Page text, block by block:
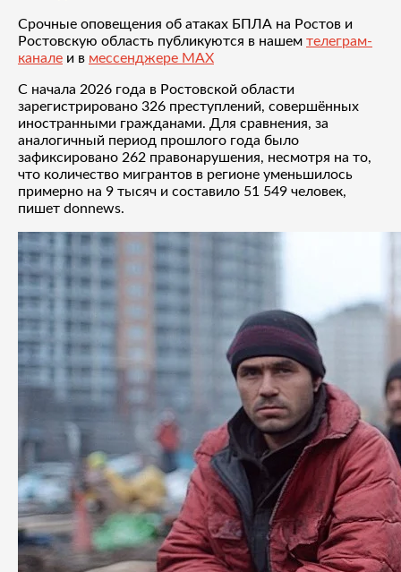
Срочные оповещения об атаках БПЛА на Ростов и
Ростовскую область публикуются в нашем телеграм-
канале и в мессенджере MAX
С начала 2026 года в Ростовской области
зарегистрировано 326 преступлений, совершённых
иностранными гражданами. Для сравнения, за
аналогичный период прошлого года было
зафиксировано 262 правонарушения, несмотря на то,
что количество мигрантов в регионе уменьшилось
примерно на 9 тысяч и составило 51 549 человек,
пишет donnews.